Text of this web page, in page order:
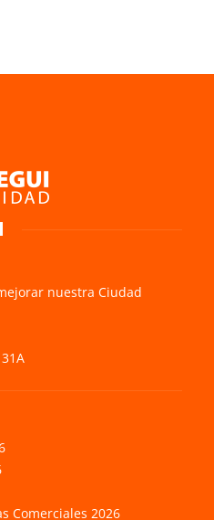
nuestra Ciudad
Comerciales 2026